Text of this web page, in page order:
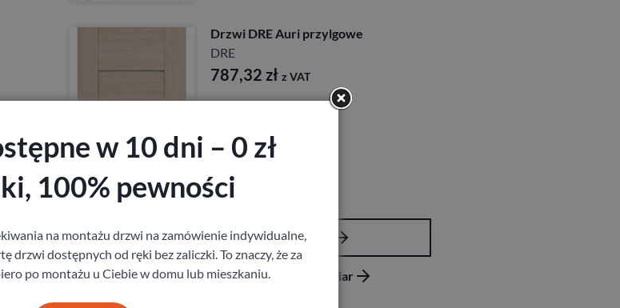
Drzwi DRE Auri przylgowe
DRE
787,32 zł z VAT
Zobacz
Zamów pomiar
w 10 dni – 0 zł
100% pewności
na montażu drzwi na zamówienie indywidualne,
drzwi dostępnych od ręki bez zaliczki. To znaczy, że za
po montażu u Ciebie w domu lub mieszkaniu.